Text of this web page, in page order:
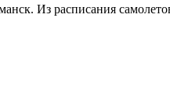
Из расписания